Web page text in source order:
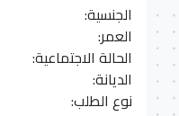
الجنسية:
العمر:
الحالة الاجتماعية:
الديانة:
نوع الطلب: